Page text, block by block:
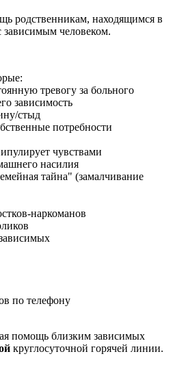
родственникам, находящимся в
человеком.
тревогу за больного
зависимость
стыд
потребности
чувствами
насилия
тайна" (замалчивание
наркоманов
по телефону
помощь близким зависимых
круглосуточной горячей линии.